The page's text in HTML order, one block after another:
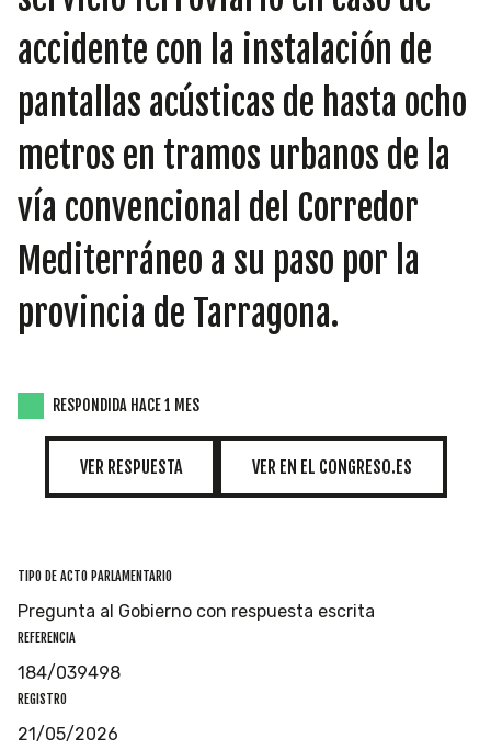
TEMÁTICAS
accidente con la instalación de
pantallas acústicas de hasta ocho
metros en tramos urbanos de la
vía convencional del Corredor
Mediterráneo a su paso por la
provincia de Tarragona.
RESPONDIDA HACE 1 MES
VER RESPUESTA VER EN EL CONGRESO.ES
TIPO DE ACTO PARLAMENTARIO
Pregunta al Gobierno con respuesta escrita
REFERENCIA
184/039498
REGISTRO
21/05/2026